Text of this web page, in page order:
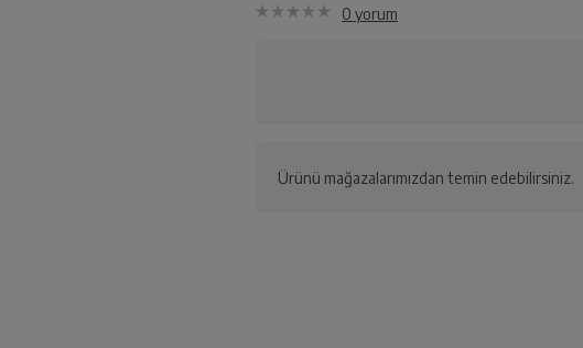
0 yorum
Ürünü mağazalarımızdan temin edebilirsiniz.